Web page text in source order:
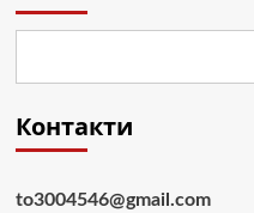
Контакти
to3004546@gmail.com